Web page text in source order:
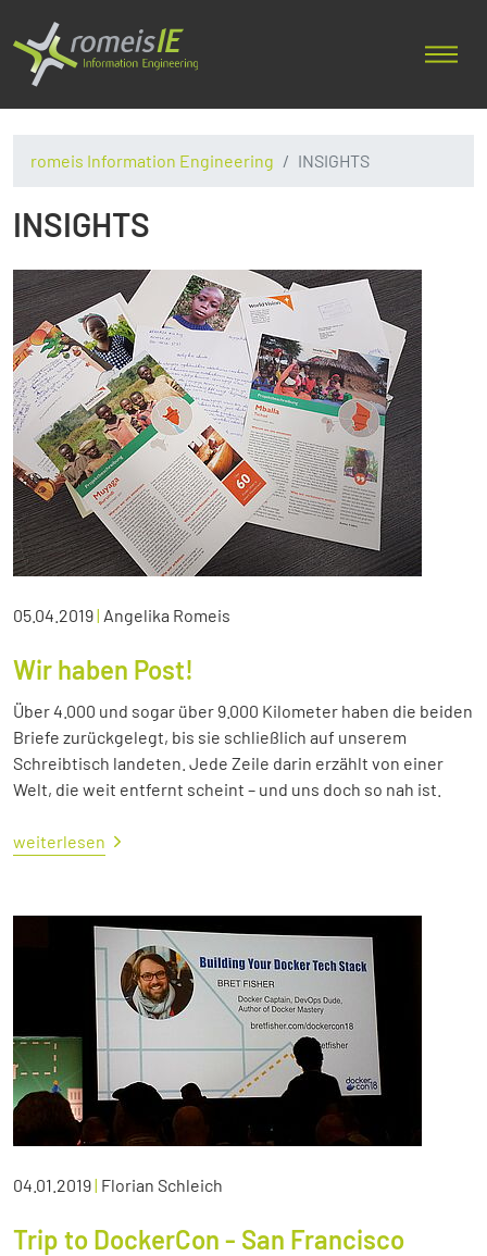
romeis Information Engineering INSIGHTS
INSIGHTS
05.04.2019| Angelika Romeis
Wir haben Post!
Über 4.000 und sogar über 9.000 Kilometer haben die beiden
Briefe zurückgelegt, bis sie schließlich auf unserem
Schreibtisch landeten. Jede Zeile darin erzählt von einer
Welt, die weit entfernt scheint – und uns doch so nah ist.
weiterlesen
04.01.2019| Florian Schleich
Trip to DockerCon - San Francisco